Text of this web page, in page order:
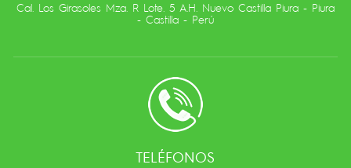
Cal. Los Girasoles Mza. R Lote. 5 A.H. Nuevo Castilla Piura - Piura
- Castilla - Perú
TELÉFONOS